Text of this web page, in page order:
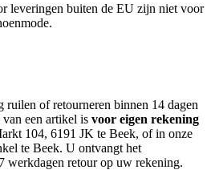
leveringen buiten de EU zijn niet voor
ruilen of retourneren binnen 14 dagen
een artikel is voor eigen rekening
104, 6191 JK te Beek, of in onze
te Beek. U ontvangt het
werkdagen retour op uw rekening.